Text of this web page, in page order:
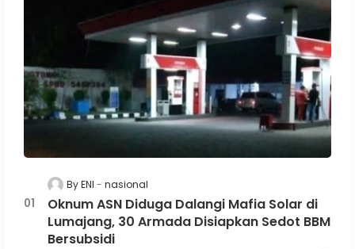
By ENI nasional
Oknum ASN Diduga Dalangi Mafia Solar di
Lumajang, 30 Armada Disiapkan Sedot BBM
Bersubsidi